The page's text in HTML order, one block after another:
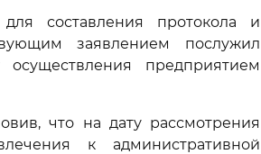
составления протокола и
заявлением послужил
предприятием
что на дату рассмотрения
к административной